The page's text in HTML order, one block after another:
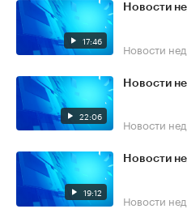
17:46
Новости
Новости
22:06
Новости
Новости
19:12
Новости
Новости